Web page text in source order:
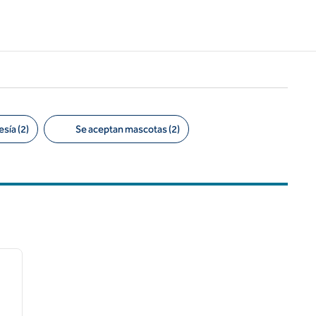
(2) Se aceptan mascotas (2)
siguiente imagen